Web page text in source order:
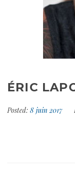
ÉRIC
Posted: 8 juin 2017